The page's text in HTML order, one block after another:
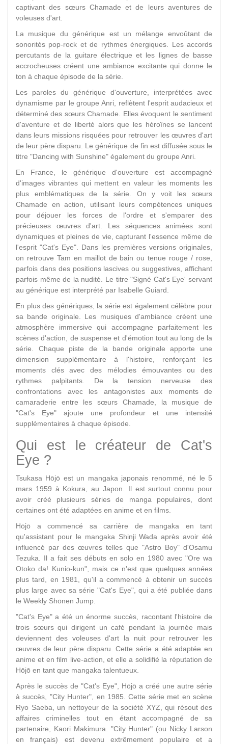
captivant des sœurs Chamade et de leurs aventures de
voleuses d'art.
La musique du générique est un mélange envoûtant de
sonorités pop-rock et de rythmes énergiques. Les accords
percutants de la guitare électrique et les lignes de basse
accrocheuses créent une ambiance excitante qui donne le
ton à chaque épisode de la série.
Les paroles du générique d'ouverture, interprétées avec
dynamisme par le groupe Anri, reflètent l'esprit audacieux et
déterminé des sœurs Chamade. Elles évoquent le sentiment
d'aventure et de liberté alors que les héroïnes se lancent
dans leurs missions risquées pour retrouver les œuvres d'art
de leur père disparu. Le générique de fin est diffusée sous le
titre "Dancing with Sunshine" également du groupe Anri.
En France, le générique d'ouverture est accompagné
d'images vibrantes qui mettent en valeur les moments les
plus emblématiques de la série. On y voit les sœurs
Chamade en action, utilisant leurs compétences uniques
pour déjouer les forces de l'ordre et s'emparer des
précieuses œuvres d'art. Les séquences animées sont
dynamiques et pleines de vie, capturant l'essence même de
l'esprit "Cat's Eye". Dans les premières versions originales,
on retrouve Tam en maillot de bain ou tenue rouge / rose,
parfois dans des positions lascives ou suggestives, affichant
parfois même de la nudité. Le titre "Signé Cat's Eye' servant
au générique est interprété par Isabelle Guiard.
En plus des génériques, la série est également célèbre pour
sa bande originale. Les musiques d'ambiance créent une
atmosphère immersive qui accompagne parfaitement les
scènes d'action, de suspense et d'émotion tout au long de la
série. Chaque piste de la bande originale apporte une
dimension supplémentaire à l'histoire, renforçant les
moments clés avec des mélodies émouvantes ou des
rythmes palpitants. De la tension nerveuse des
confrontations avec les antagonistes aux moments de
camaraderie entre les sœurs Chamade, la musique de
"Cat's Eye" ajoute une profondeur et une intensité
supplémentaires à chaque épisode.
Qui est le créateur de Cat's
Eye ?
Tsukasa Hōjō est un mangaka japonais renommé, né le 5
mars 1959 à Kokura, au Japon. Il est surtout connu pour
avoir créé plusieurs séries de manga populaires, dont
certaines ont été adaptées en anime et en films.
Hōjō a commencé sa carrière de mangaka en tant
qu'assistant pour le mangaka Shinji Wada après avoir été
influencé par des œuvres telles que "Astro Boy" d'Osamu
Tezuka. Il a fait ses débuts en solo en 1980 avec "Ore wa
Otoko da! Kunio-kun", mais ce n'est que quelques années
plus tard, en 1981, qu'il a commencé à obtenir un succès
plus large avec sa série "Cat's Eye", qui a été publiée dans
le Weekly Shōnen Jump.
"Cat's Eye" a été un énorme succès, racontant l'histoire de
trois sœurs qui dirigent un café pendant la journée mais
deviennent des voleuses d'art la nuit pour retrouver les
œuvres de leur père disparu. Cette série a été adaptée en
anime et en film live-action, et elle a solidifié la réputation de
Hōjō en tant que mangaka talentueux.
Après le succès de "Cat's Eye", Hōjō a créé une autre série
à succès, "City Hunter", en 1985. Cette série met en scène
Ryo Saeba, un nettoyeur de la société XYZ, qui résout des
affaires criminelles tout en étant accompagné de sa
partenaire, Kaori Makimura. "City Hunter" (ou Nicky Larson
en français) est devenu extrêmement populaire et a